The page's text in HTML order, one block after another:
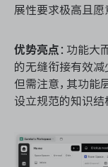
展性要求极高且愿
优势亮点 ：功能大
的无缝衔接有效减
但需注意，其功能
设立规范的知识结